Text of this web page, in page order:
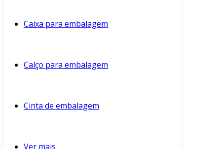
Caixa para embalagem
Calço para embalagem
Cinta de embalagem
Ver mais